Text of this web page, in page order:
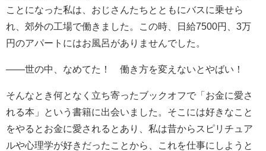
ことになった私は、おじさんたちとともにバスに乗せら
れ、郊外の工場で働きました。この時、日給7500円、3万
円のアパートにはお風呂がありませんでした。
――世の中、なめてた！ 働き方を変えないとやばい！
そんなとき何となく立ち寄ったブックオフで「お金に愛さ
れる本」という書籍に出会いました。そこには好きなこと
をやるとお金に愛されるとあり、私は昔からスピリチュア
ルや心理学が好きだったことから、これを仕事にしようと